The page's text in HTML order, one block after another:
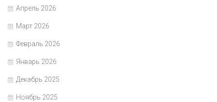
Апрель 2026
Март 2026
Февраль 2026
Январь 2026
Декабрь 2025
Ноябрь 2025